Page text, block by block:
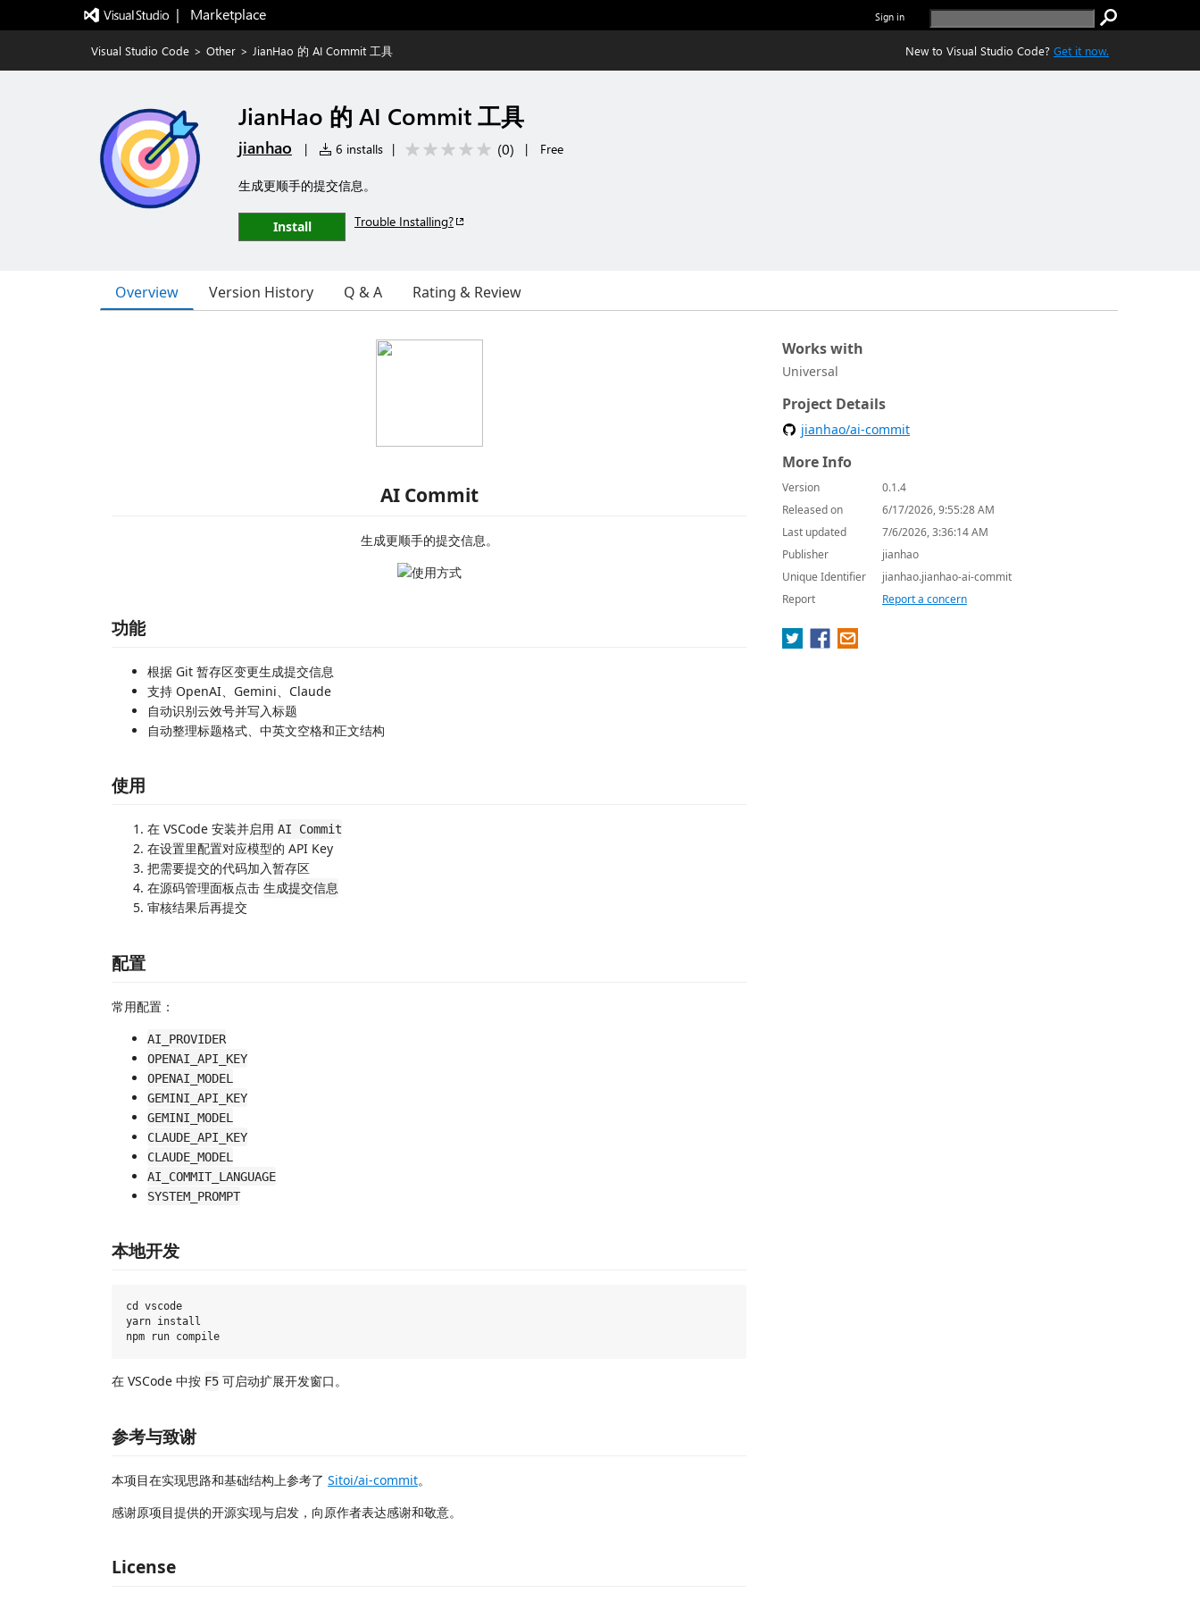
|   Marketplace Sign in
Visual Studio Code > Other > JianHao 的 AI Commit 工具 New to Visual Studio Code? Get it now.
JianHao 的 AI Commit 工具
jianhao | 6 installs | (0) | Free
生成更顺手的提交信息。
Install Trouble Installing?
Overview Version History Q & A Rating & Review
AI Commit
生成更顺手的提交信息。
功能
根据 Git 暂存区变更生成提交信息
支持 OpenAI、Gemini、Claude
自动识别云效号并写入标题
自动整理标题格式、中英文空格和正文结构
使用
在 VSCode 安装并启用 AI Commit
在设置里配置对应模型的 API Key
把需要提交的代码加入暂存区
在源码管理面板点击 生成提交信息
审核结果后再提交
配置
常用配置：
AI_PROVIDER
OPENAI_API_KEY
OPENAI_MODEL
GEMINI_API_KEY
GEMINI_MODEL
CLAUDE_API_KEY
CLAUDE_MODEL
AI_COMMIT_LANGUAGE
SYSTEM_PROMPT
本地开发
cd vscode
yarn install
在 VSCode 中按 F5 可启动扩展开发窗口。
参考与致谢
本项目在实现思路和基础结构上参考了 Sitoi/ai-commit。
感谢原项目提供的开源实现与启发，向原作者表达感谢和敬意。
License
Works with
Universal
Project Details
jianhao/ai-commit
More Info
Version
0.1.4
Released on
6/17/2026, 9:55:28 AM
Last updated
7/6/2026, 3:36:14 AM
Publisher
jianhao
Unique Identifier
jianhao.jianhao-ai-commit
Report
Report a concern